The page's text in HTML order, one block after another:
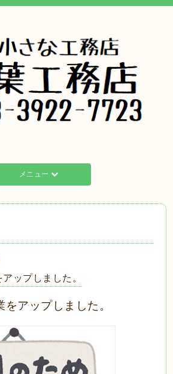
メニュー
ップしました。
アップしました。